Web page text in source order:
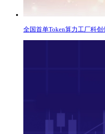
全国首单Token算力工厂科创